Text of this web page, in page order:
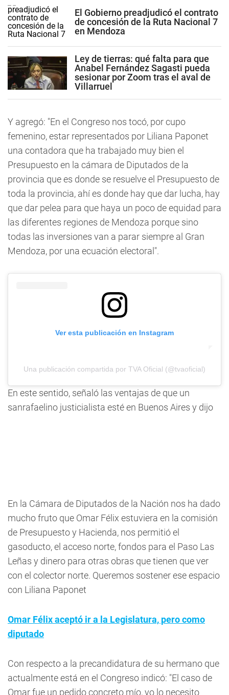
El Gobierno preadjudicó el contrato
de concesión de la Ruta Nacional 7
en Mendoza
Ley de tierras: qué falta para que
Anabel Fernández Sagasti pueda
sesionar por Zoom tras el aval de
Villarruel
Y agregó: "En el Congreso nos tocó, por cupo
femenino, estar representados por Liliana Paponet
una contadora que ha trabajado muy bien el
Presupuesto en la cámara de Diputados de la
provincia que es donde se resuelve el Presupuesto de
toda la provincia, ahí es donde hay que dar lucha, hay
que dar pelea para que haya un poco de equidad para
las diferentes regiones de Mendoza porque sino
todas las inversiones van a parar siempre al Gran
Mendoza, por una ecuación electoral".
Ver esta publicación en Instagram
Una publicación compartida por TVA Oficial (@tvaoficial)
En este sentido, señaló las ventajas de que un
sanrafaelino justicialista esté en Buenos Aires y dijo
En la Cámara de Diputados de la Nación nos ha dado
mucho fruto que Omar Félix estuviera en la comisión
de Presupuesto y Hacienda, nos permitió el
gasoducto, el acceso norte, fondos para el Paso Las
Leñas y dinero para otras obras que tienen que ver
con el colector norte. Queremos sostener ese espacio
con Liliana Paponet
Omar Félix aceptó ir a la Legislatura, pero como
diputado
Con respecto a la precandidatura de su hermano que
actualmente está en el Congreso indicó: "El caso de
Omar fue un pedido concreto mío, yo lo necesito